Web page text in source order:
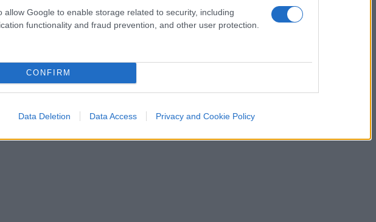
allow Google to enable storage related to security, including
functionality and fraud prevention, and other user protection.
CONFIRM
Data Deletion Data Access Privacy and Cookie Policy
avere l’onestà intellettuale di
prendere una decisione dal forte sapore